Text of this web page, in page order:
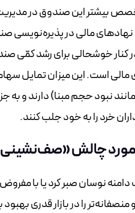
بیشتر این صندوق در
مالی در پذیره‌نویسی
خوشحالی برای رشد کمّی
مالی است. این میزان تمایل
نبود حجم مبنا) دارند و
خرد را به خود جلب کنند.
مورد چالش
نوسان صبر کرد یا با
را در بازار قدری